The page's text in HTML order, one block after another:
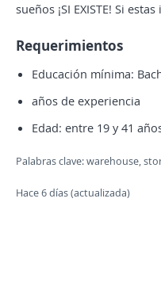
sueños ¡SI EXISTE! Si
Requerimientos
Educación mínima:
años de experiencia
Edad: entre 19 y 41
Palabras clave: warehouse,
Hace 6 días (actualizada)